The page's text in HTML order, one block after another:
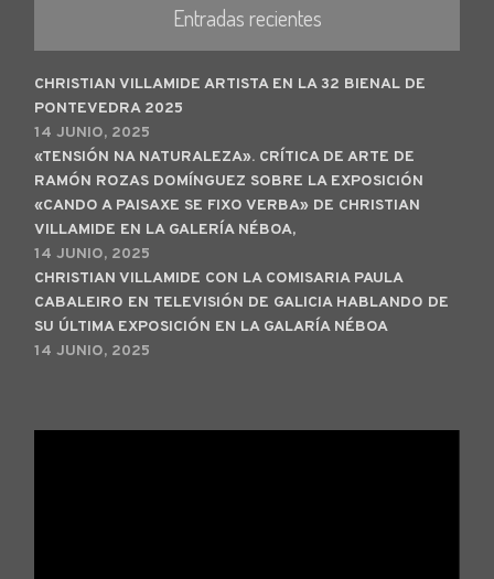
Entradas recientes
CHRISTIAN VILLAMIDE ARTISTA EN LA 32 BIENAL DE
PONTEVEDRA 2025
14 JUNIO, 2025
«TENSIÓN NA NATURALEZA». CRÍTICA DE ARTE DE
RAMÓN ROZAS DOMÍNGUEZ SOBRE LA EXPOSICIÓN
«CANDO A PAISAXE SE FIXO VERBA» DE CHRISTIAN
VILLAMIDE EN LA GALERÍA NÉBOA,
14 JUNIO, 2025
CHRISTIAN VILLAMIDE CON LA COMISARIA PAULA
CABALEIRO EN TELEVISIÓN DE GALICIA HABLANDO DE
SU ÚLTIMA EXPOSICIÓN EN LA GALARÍA NÉBOA
14 JUNIO, 2025